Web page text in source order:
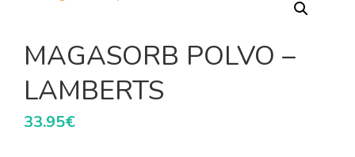
MAGASORB POLVO –
LAMBERTS
33.95€